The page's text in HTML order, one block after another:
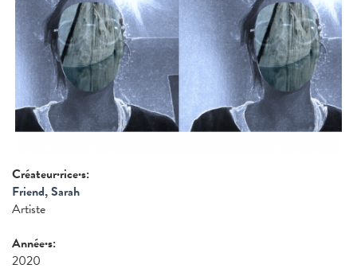
Créateur·rice·s:
Friend, Sarah
Artiste
Année·s:
2020